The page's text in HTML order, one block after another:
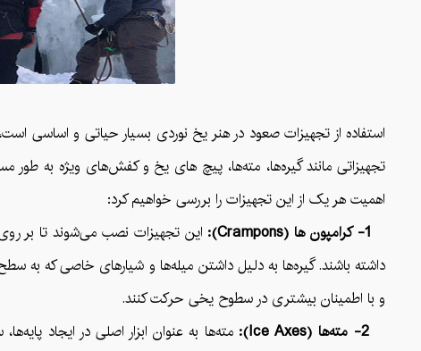
استفاده از تجهیزات صعود در هنر یخ نوردی بسیار حیاتی و اساسی
تجهیزاتی مانند گیره‌ها، مته‌ها، پیچ های یخ و کفش‌های ویژه به طور
اهمیت هر یک از این تجهیزات را بررسی خواهیم کرد:
1- کرامپون ها (Crampons):
این تجهیزات نصب می‌شوند تا بر
داشته باشند. گیره‌ها به دلیل داشتن میله‌ها و شیارهای خاصی که به
و با اطمینان بیشتری در سطوح یخی حرکت کنند.
2- مته‌ها (Ice Axes):
مته‌ها به عنوان ابزار اصلی در ایجاد